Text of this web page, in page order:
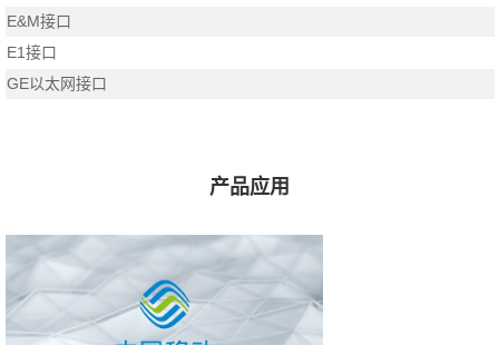
E&M接口
E1接口
GE以太网接口
产品应用